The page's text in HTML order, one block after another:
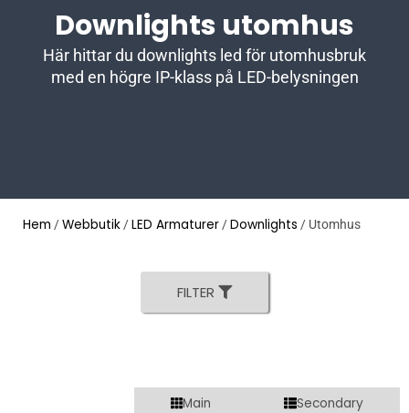
Downlights utomhus
Här hittar du downlights led för utomhusbruk
med en högre IP-klass på LED-belysningen
Hem /Webbutik/LED Armaturer/Downlights / Utomhus
FILTER
Main Secondary